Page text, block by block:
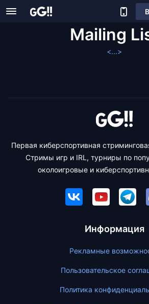
Mailing
<...>
Первая киберспортивная
Стримы игр и IRL, турниры по
околоигровые и
Информация
Рекламные
Пользовательское
Политика